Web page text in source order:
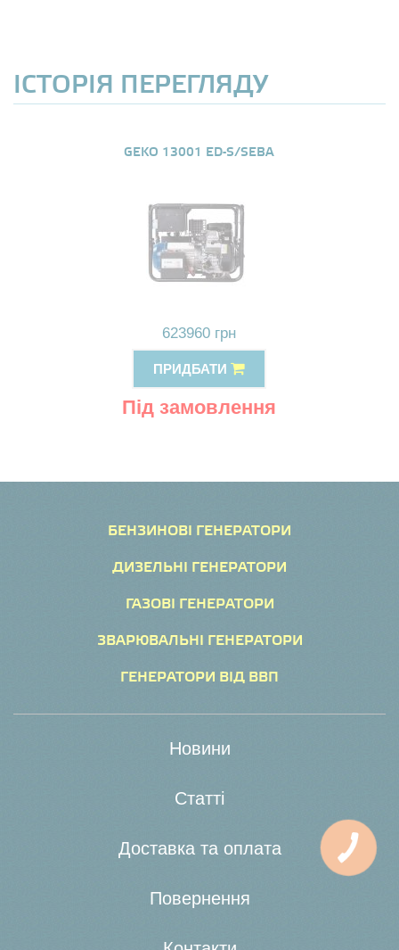
ІСТОРІЯ ПЕРЕГЛЯДУ
GEKO 13001 ED-S/SEBA
623960 грн
ПРИДБАТИ
Під замовлення
БЕНЗИНОВІ ГЕНЕРАТОРИ
ДИЗЕЛЬНІ ГЕНЕРАТОРИ
ГАЗОВІ ГЕНЕРАТОРИ
ЗВАРЮВАЛЬНІ ГЕНЕРАТОРИ
ГЕНЕРАТОРИ ВІД ВВП
Новини
Статті
Доставка та оплата
Повернення